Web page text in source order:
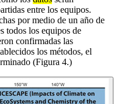
entre los equipos.
por medio de un año de
todos los equipos de
confirmadas las
los métodos, el
(Figura 4.)